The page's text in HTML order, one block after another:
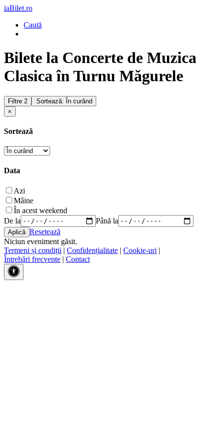
iaBilet.ro
Caută
Bilete la Concerte de Muzica
Clasica în Turnu Măgurele
Filtre 2
Sortează: În curând
×
Sortează
Data
Azi
Mâine
În acest weekend
De la
Până la
Resetează
Niciun eveniment găsit.
Termeni și condiții | Confidențialitate | Cookie-uri |
Întrebări frecvente | Contact